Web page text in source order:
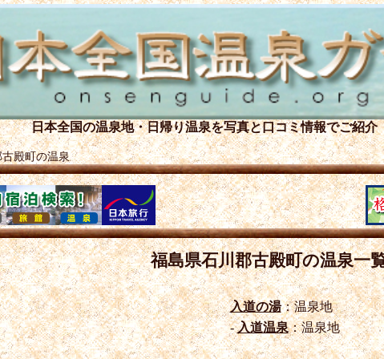
日本全国の温泉地・日帰り温泉を写真と口コミ情報でご紹介
殿町の温泉
福島県石川郡古殿町の温泉一
入道の湯：温泉地
-入道温泉：温泉地